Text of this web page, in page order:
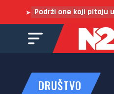
➤ Podrži one koji pitaju
DRUŠTVO